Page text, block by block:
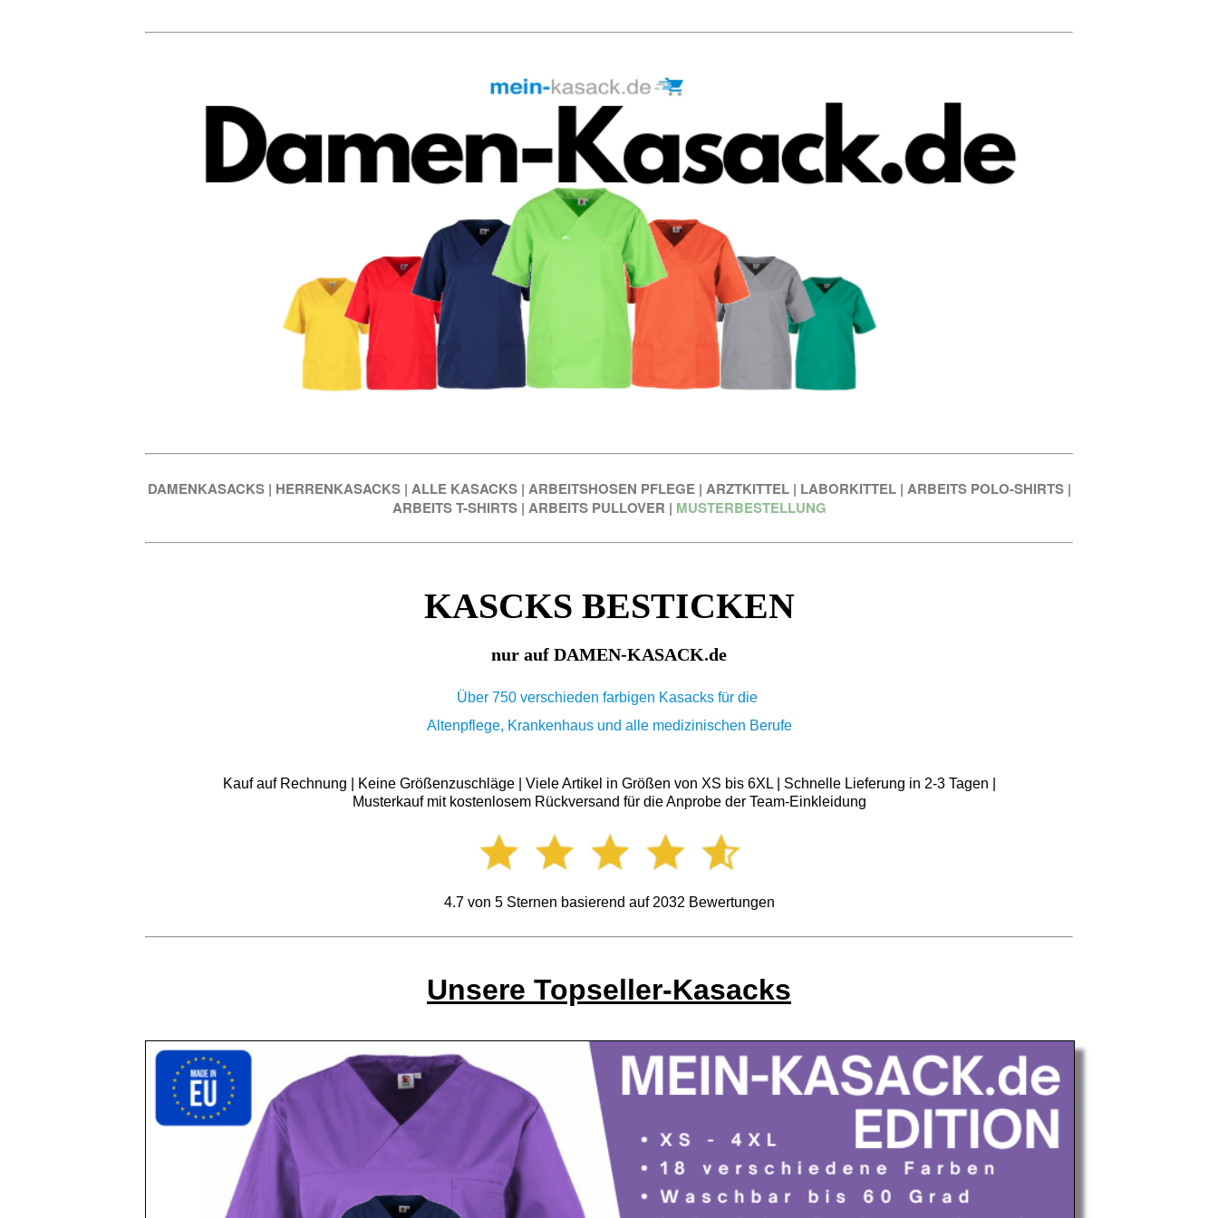
DAMENKASACKS | HERRENKASACKS | ALLE KASACKS | ARBEITSHOSEN PFLEGE | ARZTKITTEL | LABORKITTEL | ARBEITS POLO-SHIRTS |
ARBEITS T-SHIRTS | ARBEITS PULLOVER | MUSTERBESTELLUNG
KASCKS BESTICKEN
nur auf DAMEN-KASACK.de
Über 750 verschieden farbigen Kasacks für die
Altenpflege, Krankenhaus und alle medizinischen Berufe
Kauf auf Rechnung | Keine Größenzuschläge | Viele Artikel in Größen von XS bis 6XL | Schnelle Lieferung in 2-3 Tagen |
Musterkauf mit kostenlosem Rückversand für die Anprobe der Team-Einkleidung
4.7von 5Sternen basierend auf 2032 Bewertungen
Unsere Topseller-Kasacks